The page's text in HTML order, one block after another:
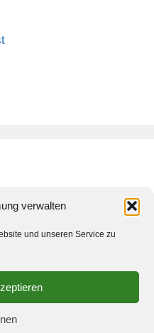
verwalten
und unseren Service zu